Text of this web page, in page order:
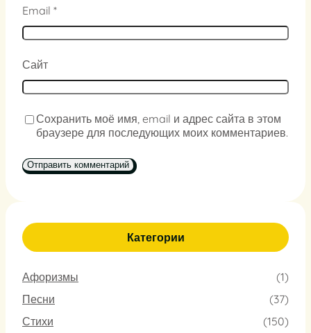
Email *
Сайт
Сохранить моё имя, email и адрес сайта в этом
браузере для последующих моих комментариев.
Категории
Афоризмы
(1)
Песни
(37)
Стихи
(150)